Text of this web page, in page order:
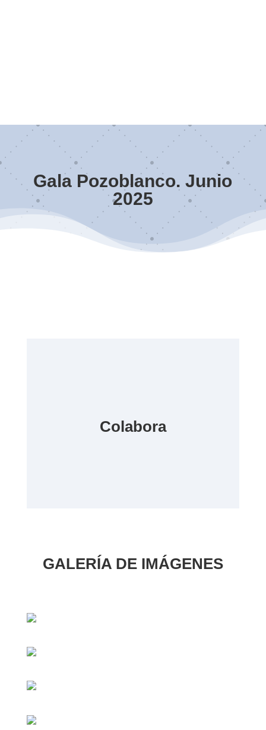
Gala Pozoblanco. Junio
2025
Colabora
GALERÍA DE IMÁGENES